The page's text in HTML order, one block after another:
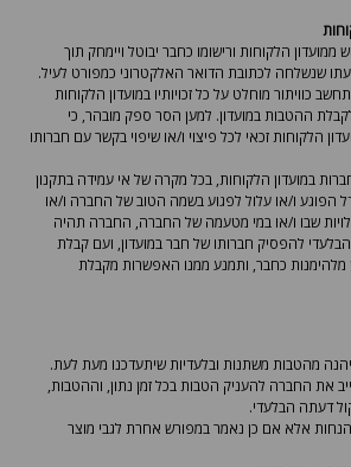
ממועדון הלקוחות ורישומו כחבר יבוטל ויימחק תוך
הודעתו שנשלחה לכתובת הדואר האלקטרוני כמפורט לעיל.
כוויתור מוחלט על כל זכויותיו במועדון הלקוחות
ההטבות במועדון. למען הסר ספק מובהר, כי
הלקוחות זכאי לכל פיצוי ו/או שיפוי בקשר עם חברותו
במועדון הלקוחות, בכל מקרה של אי עמידה בתקנון
הפוגע ו/או עלול לפגוע בשמה הטוב של החברה ו/או
שבו ו/או במי מטעמה של החברה, החברה תהיה
להפסיק חברותו של חבר במועדון, ועם קבלת
מלהימנות כחבר, ותמנע ממנו האפשרות מקבלת
ייהנה מהטבות משתנות ובלעדיות שיתעדכנו מעת לעת.
את החברה להעניק הטבות בכל זמן נתון, וההטבות,
דעתה הבלעדי.
והנחות אלא אם כן נאמר במפורש אחרת לגבי מוצר